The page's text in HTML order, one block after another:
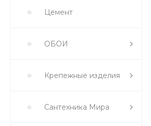
Цемент
ОБОИ
Крепежные изделия
Сантехника Мира